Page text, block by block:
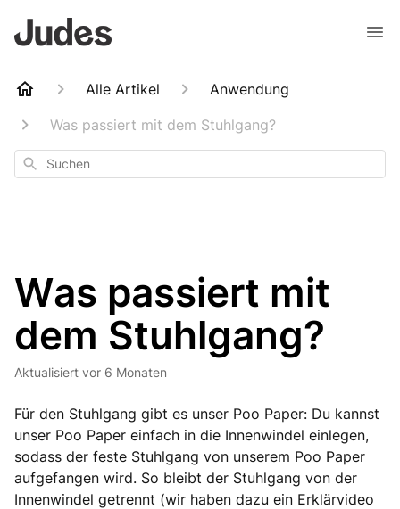
Alle Artikel
Anwendung
Was passiert mit dem Stuhlgang?
Suchen
Was passiert mit
dem Stuhlgang?
Aktualisiert vor 6 Monaten
Für den Stuhlgang gibt es unser Poo Paper: Du kannst
unser Poo Paper einfach in die Innenwindel einlegen,
sodass der feste Stuhlgang von unserem Poo Paper
aufgefangen wird. So bleibt der Stuhlgang von der
Innenwindel getrennt (wir haben dazu ein Erklärvideo